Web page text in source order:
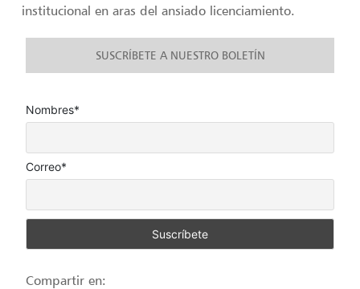
institucional en aras del ansiado licenciamiento.
SUSCRÍBETE A NUESTRO BOLETÍN
Nombres*
Correo*
Compartir en: